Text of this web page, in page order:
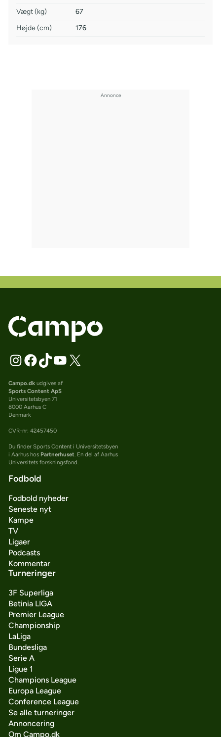
Vægt (kg)
67
Højde (cm)
176
Campo.dkudgives af
Sports Content ApS
Universitetsbyen 71
8000 Aarhus C
Denmark
CVR-nr: 42457450
Du finder Sports Content i Universitetsbyen
i Aarhus hos Partnerhuset. En del af Aarhus
Universitets forskningsfond.
Fodbold
Fodbold nyheder
Seneste nyt
Kampe
TV
Ligaer
Podcasts
Kommentar
Turneringer
3F Superliga
Betinia LIGA
Premier League
Championship
LaLiga
Bundesliga
Serie A
Ligue 1
Champions League
Europa League
Conference League
Se alle turneringer
Annoncering
Om Campo.dk